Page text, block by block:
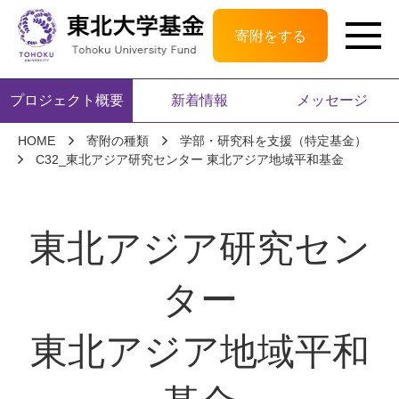
寄附をする
HOME 寄附の種類
学部・研究科を支援（特定基金）
C32_東北アジア研究センター 東北アジア地域平和基金
東北アジア研究セン
ター
東北アジア地域平和
プロジェクト概要 新着情報 メッセージ